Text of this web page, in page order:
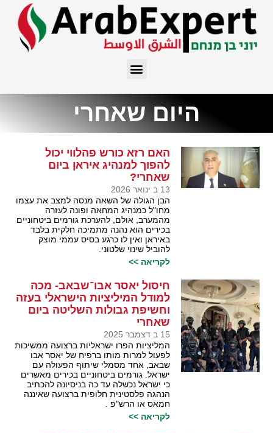
היום שאחרי
האם רזא כורש פהלווי יכול
להפוך למנהיג איראן ביום
שאחרי?
13 ב ינואר 2026
הבן הגולה של השאה מנסה למצב את עצמו
מחו"ל כמנהיג המחאה ופונה לעזרה
מהמערב, אולם, להערכת גורמים ביטחוניים
בכירים הוא נהנה מתמיכה חלקית בלבד
באיראן ואין לו כרגע בסיס עממי מוצק
להוביל שינוי שלטוני.
לקריאה >>
חיסול יאסר אבו־שבאב- מכה
למודל המיליציות הישראלי בעזה
וחשיפת גבולות השליטה ביום
שאחרי
15 ב דצמבר 2025
המליציות הפרו ישראליות ברצועה ממשיכות
לפעול למרות מותו ברפיח של יאסר אבו
שבאב, אחד מסמלי שיתוף הפעולה עם
ישראל. גורמים ביטחוניים בכירים מאשרים
כי ישראל נכשלה עד כה בניסיונה להכתיב
הנהגה פלסטינית חלופית ברצועה שאיננה
חמאס או הרש"פ .
לקריאה >>